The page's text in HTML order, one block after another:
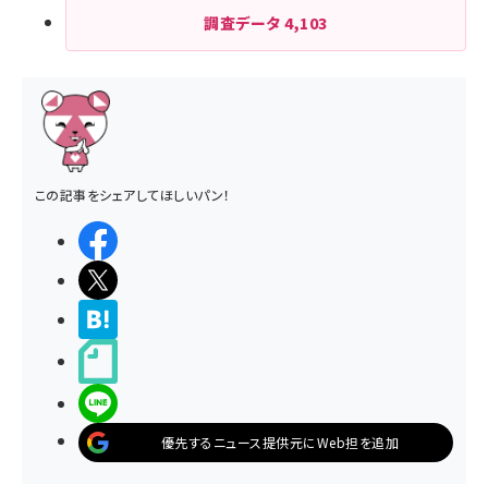
調査データ4,103
この記事をシェアしてほしいパン！
優先するニュース提供元にWeb担を追加